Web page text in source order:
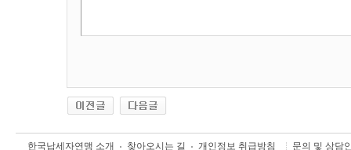
한국납세자연맹 소개 찾아오시는 길 개인정보 취급방침 문의 및 상담